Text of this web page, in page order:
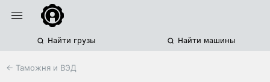
Найти грузы Найти машины
← Таможня и ВЭД